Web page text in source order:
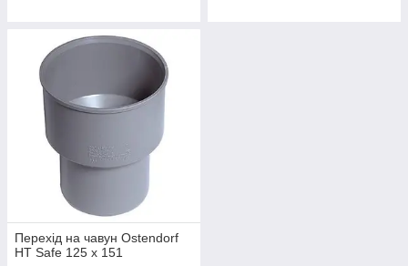
Перехід на чавун Ostendorf
HT Safe 125 х 151